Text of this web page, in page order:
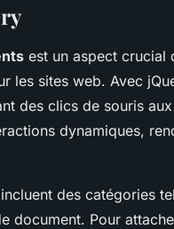
est un aspect crucial
les sites web. Avec
des clics de souris
dynamiques,
incluent des catégories
document. Pour